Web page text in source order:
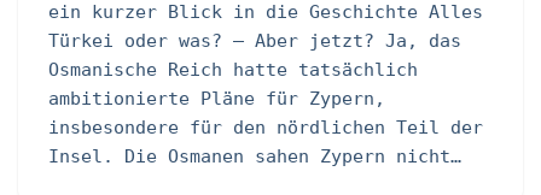
ein kurzer Blick in die Geschichte Alles
Türkei oder was? – Aber jetzt? Ja, das
Osmanische Reich hatte tatsächlich
ambitionierte Pläne für Zypern,
insbesondere für den nördlichen Teil der
Insel. Die Osmanen sahen Zypern nicht…